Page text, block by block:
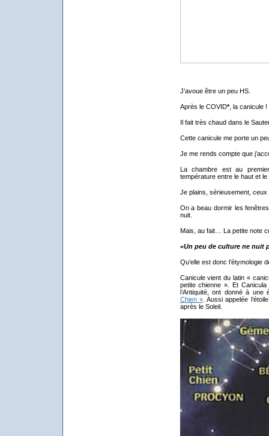
J’avoue être un peu HS.
Après le COVID*, la canicule !
Il fait très chaud dans le
Cette canicule me porte un
Je me rends compte que
La chambre est au
température entre le haut et le
Je plains, sérieusement,
On a beau dormir les
nuit.
Mais, au fait… La petite note
«Un peu de culture ne nuit
Qu’elle est donc l’étymologie
Canicule vient du latin «
petite chienne ». Et
l’Antiquité, ont donné à
Chien ». Aussi appelée
après le Soleil.